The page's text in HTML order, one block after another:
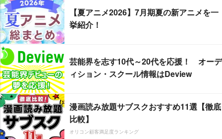
【夏アニメ2026】7月期夏の新アニメを一
挙紹介！
芸能界を志す10代～20代を応援！ オーデ
ィション・スクール情報はDeview
漫画読み放題サブスクおすすめ11選【徹底
比較】
オリコン顧客満足度ランキング